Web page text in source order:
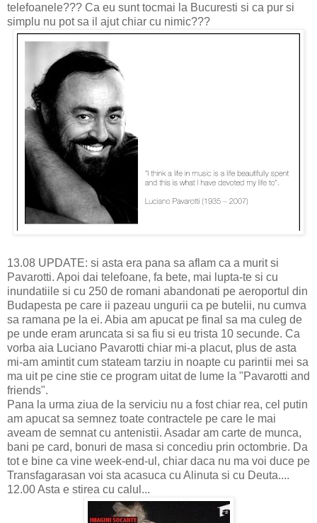
telefoanele??? Ca eu sunt tocmai la Bucuresti si ca pur si
simplu nu pot sa il ajut chiar cu nimic???
13.08 UPDATE: si asta era pana sa aflam ca a murit si
Pavarotti. Apoi dai telefoane, fa bete, mai lupta-te si cu
inundatiile si cu 250 de romani abandonati pe aeroportul din
Budapesta pe care ii pazeau ungurii ca pe butelii, nu cumva
sa ramana pe la ei. Abia am apucat pe final sa ma culeg de
pe unde eram aruncata si sa fiu si eu trista 10 secunde. Ca
vorba aia Luciano Pavarotti chiar mi-a placut, plus de asta
mi-am amintit cum stateam tarziu in noapte cu parintii mei sa
ma uit pe cine stie ce program uitat de lume la "Pavarotti and
friends".
Pana la urma ziua de la serviciu nu a fost chiar rea, cel putin
am apucat sa semnez toate contractele pe care le mai
aveam de semnat cu antenistii. Asadar am carte de munca,
bani pe card, bonuri de masa si concediu prin octombrie. Da
tot e bine ca vine week-end-ul, chiar daca nu ma voi duce pe
Transfagarasan voi sta acasuca cu Alinuta si cu Deuta....
12.00 Asta e stirea cu calul...